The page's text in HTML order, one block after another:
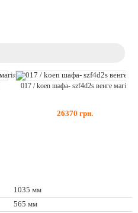
017 / koen шафа- szf4d2s венге магія
26370 грн.
1035 мм
565 мм